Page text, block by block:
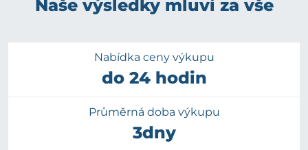
Naše výsledky mluví za vše
Nabídka ceny výkupu
do 24 hodin
Průměrná doba výkupu
3dny